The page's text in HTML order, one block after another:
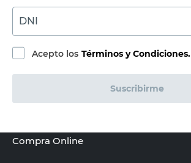
DNI
Acepto los Términos y Condiciones.
Suscribirme
Compra Online